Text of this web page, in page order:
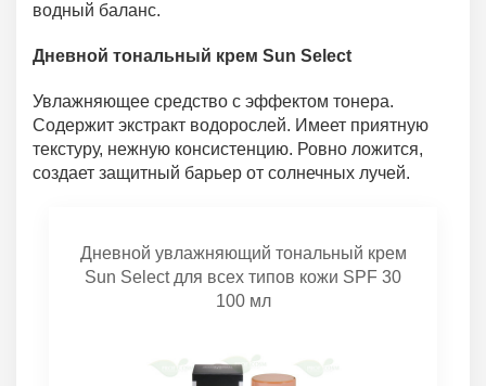
водный баланс.
Дневной тональный крем Sun Select
Увлажняющее средство с эффектом тонера.
Содержит экстракт водорослей. Имеет приятную
текстуру, нежную консистенцию. Ровно ложится,
создает защитный барьер от солнечных лучей.
Дневной увлажняющий тональный крем
Sun Select для всех типов кожи SPF 30
100 мл